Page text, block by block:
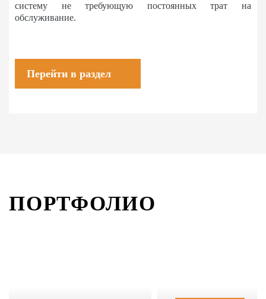
систему не требующую постоянных трат на
обслуживание.
Перейти в раздел
ПОРТФОЛИО